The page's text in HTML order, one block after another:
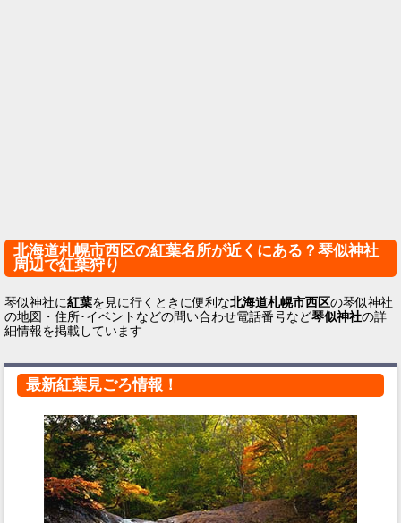
北海道札幌市西区の紅葉名所が近くにある？琴似神社
周辺で紅葉狩り
琴似神社に紅葉を見に行くときに便利な北海道札幌市西区の琴似神社
の地図・住所･イベントなどの問い合わせ電話番号など琴似神社の詳
細情報を掲載しています
最新紅葉見ごろ情報！